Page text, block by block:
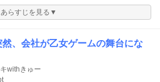
あらすじを見る▼
然、会社が乙女ゲームの舞台にな
withきゅー